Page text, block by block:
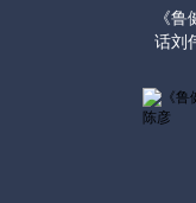
《
话刘